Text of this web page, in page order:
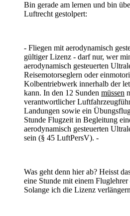
Bin gerade am lernen und bin
Luftrecht gestolpert:
- Fliegen mit aerodynamisch
gültiger Lizenz - darf nur, wer
aerodynamisch gesteuerten
Reisemotorseglern oder
Kolbentriebwerk innerhalb der
kann. In den 12 Sunden müssen
verantwortlicher
Landungen sowie ein
Stunde Flugzeit in Begleitung
aerodynamisch gesteuerten
sein (§ 45 LuftPersV). -
Was geht denn hier ab? Heisst
eine Stunde mit einem
Solange ich die Lizenz